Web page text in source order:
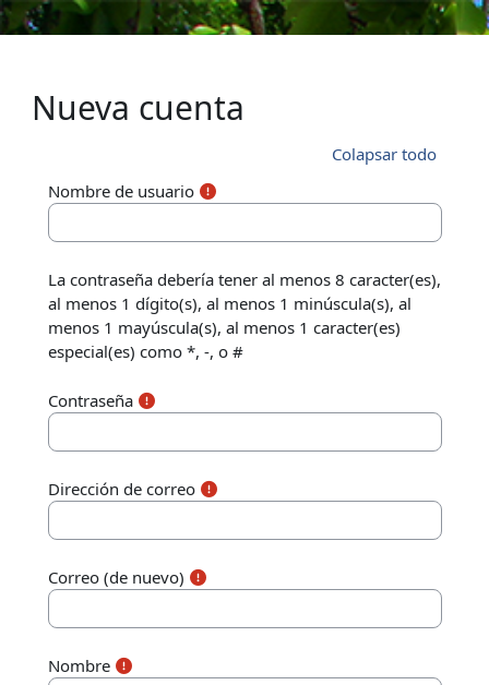
Salta al contenido principal
Nueva cuenta
Colapsar todo
Nombre de usuario
La contraseña debería tener al menos 8 caracter(es),
al menos 1 dígito(s), al menos 1 minúscula(s), al
menos 1 mayúscula(s), al menos 1 caracter(es)
especial(es) como *, -, o #
Contraseña
Dirección de correo
Correo (de nuevo)
Nombre